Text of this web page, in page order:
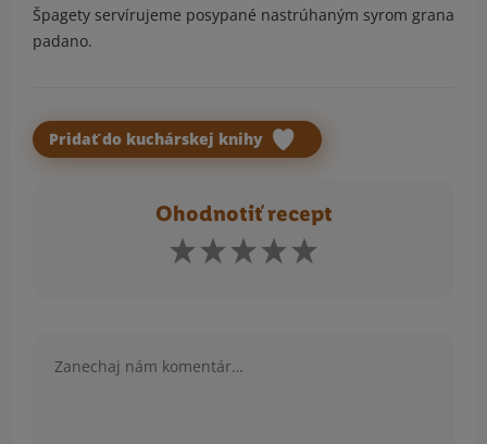
Špagety servírujeme posypané nastrúhaným syrom grana
padano.
Pridať do kuchárskej knihy
Ohodnotiť recept